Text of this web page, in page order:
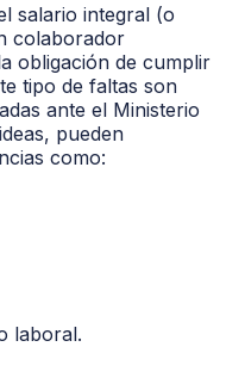
salario integral (o
colaborador
obligación de cumplir
tipo de faltas son
ante el Ministerio
pueden
como:
laboral.